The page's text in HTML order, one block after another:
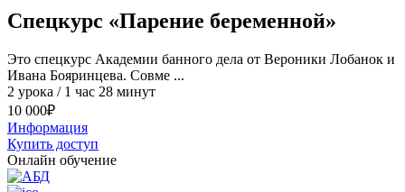
Спецкурс «Парение беременной»
Это спецкурс Академии банного дела от Вероники Лобанок и
Ивана Бояринцева. Совме ...
2 урока / 1 час 28 минут
10 000₽
Информация
Купить доступ
Онлайн обучение